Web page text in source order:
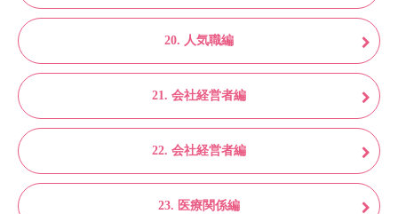
20. 人気職編
21. 会社経営者編
22. 会社経営者編
23. 医療関係編